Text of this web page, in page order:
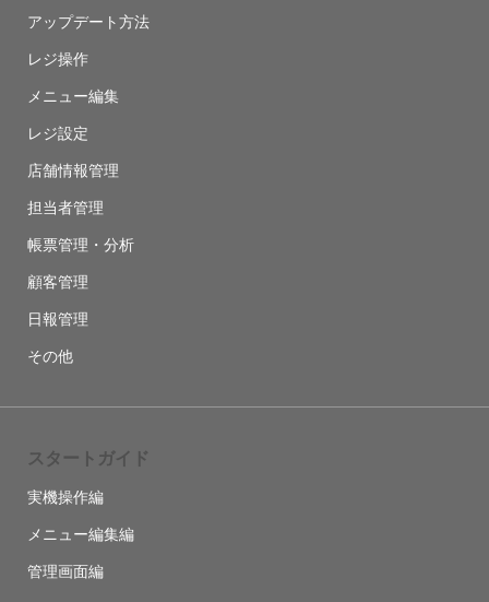
アップデート方法
レジ操作
メニュー編集
レジ設定
店舗情報管理
担当者管理
帳票管理・分析
顧客管理
日報管理
その他
スタートガイド
実機操作編
メニュー編集編
管理画面編